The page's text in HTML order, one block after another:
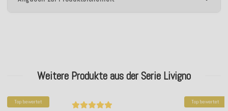
Weitere Produkte aus der Serie Livigno
Top bewertet Top bewertet